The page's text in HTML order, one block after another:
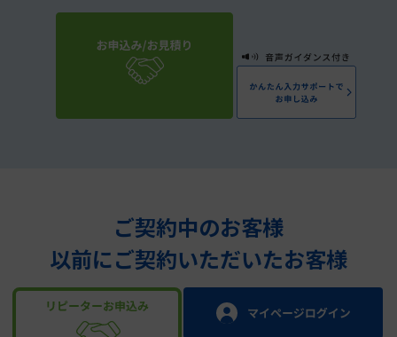
ご契約中のお客様
以前にご契約いただいたお客様